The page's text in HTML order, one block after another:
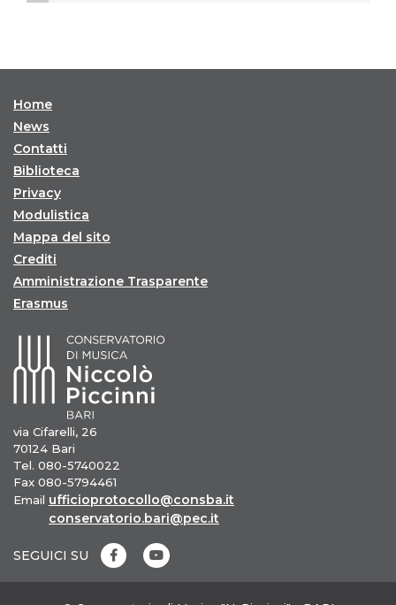
Home
News
Contatti
Biblioteca
Privacy
Modulistica
Mappa del sito
Crediti
Amministrazione Trasparente
Erasmus
via Cifarelli, 26
70124 Bari
Tel. 080-5740022
Fax 080-5794461
Email ufficioprotocollo@consba.it
conservatorio.bari@pec.it
SEGUICI SU